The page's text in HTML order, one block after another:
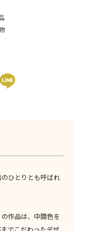
ひとりとも呼ばれ
作品は、中間色を
でこだわったデザ